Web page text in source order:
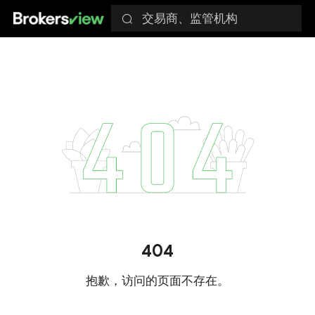
交易商、监管机构
404
抱歉，访问的页面不存在。